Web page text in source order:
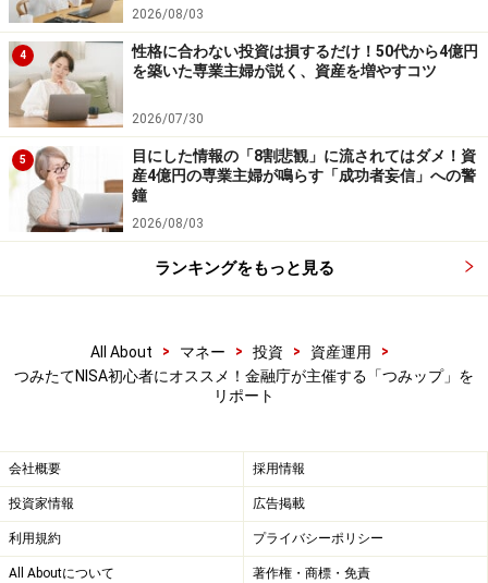
れるんです。投資初心者も、投資経験者もなかなか見応
えのある内容だったと思います。
投資をする上でも大変参考になるので、ぼくの解説も含
め以下に紹介します。
（参加者からの質問）つみたてNISAやiDeCoの口座はど
こで開設すると良いでしょうか？
・山崎氏の回答：iDeCoに限って言えば、給料が振り込
で、オススメしません。また、窓口で購入できる投資商
品は手数料が高いことが多いので、止めておいた方が良
全体的に見て、ネット証券だと手数料が安く、オススメ
です。
・虫取り小僧氏からの回答：具体的には、SBI証券や楽
2026/08/03
4
性格に合わない投資は損するだけ！50代から4億円
を築いた専業主婦が説く、資産を増やすコツ
2026/07/30
5
目にした情報の「8割悲観」に流されてはダメ！資
産4億円の専業主婦が鳴らす「成功者妄信」への警
鐘
2026/08/03
ランキングをもっと見る
All About > マネー > 投資 > 資産運用
>
つみたてNISA初心者にオススメ！金融庁が主催する「つみップ」を
リポート
会社概要 採用情報
投資家情報 広告掲載
利用規約 プライバシーポリシー
All Aboutについて 著作権・商標・免責